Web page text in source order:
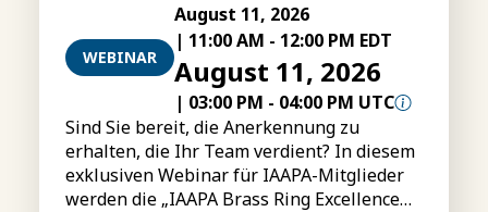
WEBINAR
August 11, 2026
| 11:00 AM - 12:00 PM EDT
August 11, 2026
| 03:00 PM - 04:00 PM UTC
Sind Sie bereit, die Anerkennung zu
erhalten, die Ihr Team verdient? In diesem
exklusiven Webinar für IAAPA-Mitglieder
werden die „IAAPA Brass Ring Excellence